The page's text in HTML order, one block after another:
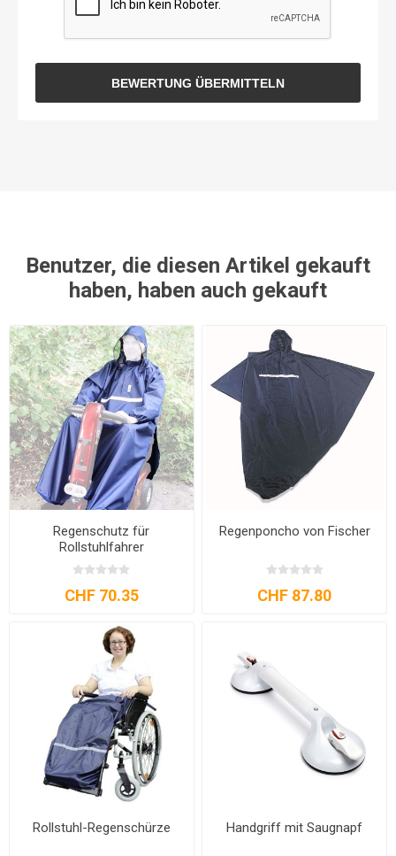
BEWERTUNG ÜBERMITTELN
Benutzer, die diesen Artikel gekauft
haben, haben auch gekauft
Regenschutz für
Rollstuhlfahrer
CHF 70.35
Regenponcho von Fischer
CHF 87.80
Rollstuhl-Regenschürze Handgriff mit Saugnapf